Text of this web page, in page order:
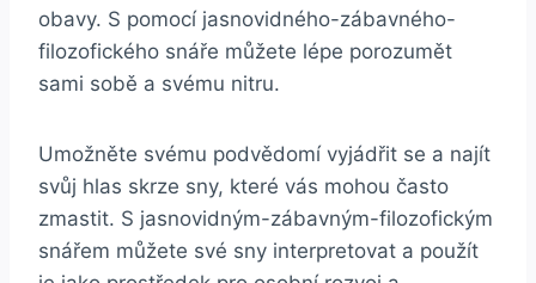
obavy. S pomocí jasnovidného-zábavného-
filozofického snáře můžete lépe porozumět
sami sobě a ‌svému nitru.
Umožněte svému​ podvědomí vyjádřit‌ se ⁣a najít
svůj‌ hlas skrze⁤ sny, ⁣které vás mohou často
zmastit. S jasnovidným-zábavným-filozofickým
⁢snářem můžete své sny‍ interpretovat a použít